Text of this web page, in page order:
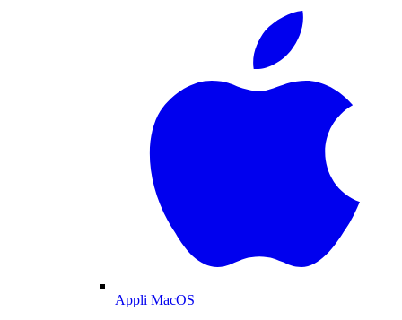
Appli MacOS